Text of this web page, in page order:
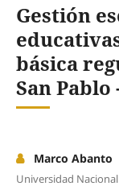
Gestión
básica
San Pablo
Marco Abanto
Universidad